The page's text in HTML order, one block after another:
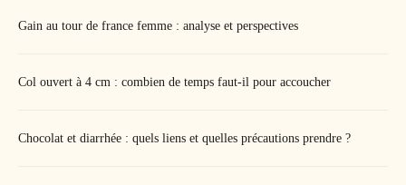
Gain au tour de france femme : analyse et perspectives
Col ouvert à 4 cm : combien de temps faut-il pour accoucher
Chocolat et diarrhée : quels liens et quelles précautions prendre ?